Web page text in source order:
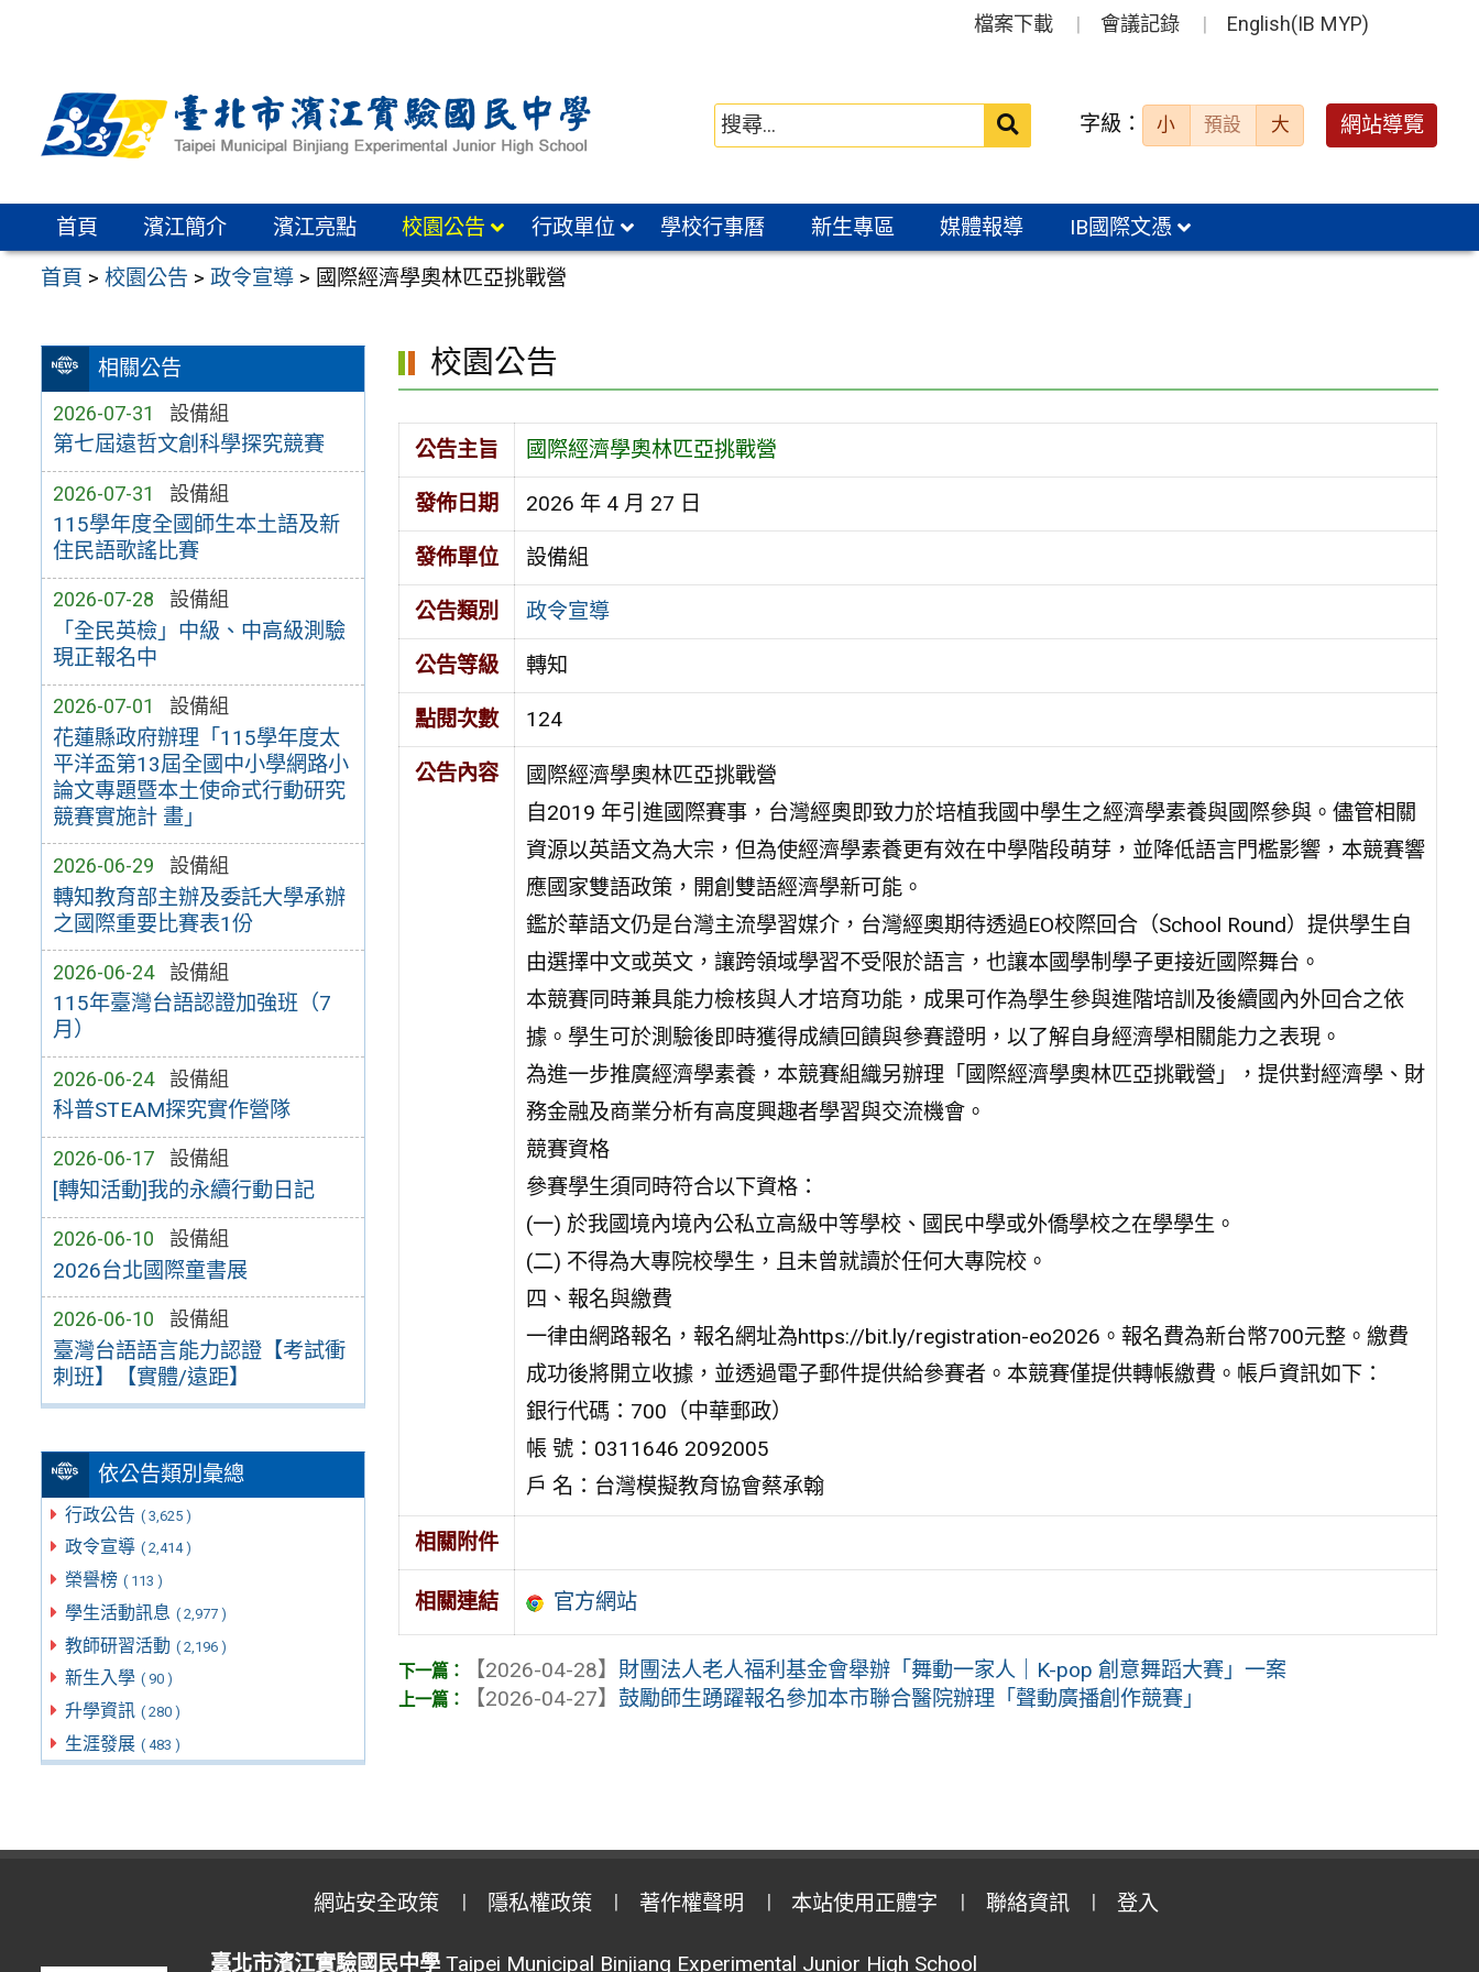
區
檔案下載 會議記錄 English(IB MYP)
送出 字級： 小 預設 大 網站導覽
首頁 濱江簡介 濱江亮點 校園公告 行政單位 學校行事曆 新生專區 媒體報導 IB國際文憑
首頁 >校園公告 >政令宣導 > 國際經濟學奧林匹亞挑戰營
相關公告
2026-07-31 設備組
第七屆遠哲文創科學探究競賽
2026-07-31 設備組
115學年度全國師生本土語及新
住民語歌謠比賽
2026-07-28 設備組
「全民英檢」中級、中高級測驗
現正報名中
2026-07-01 設備組
花蓮縣政府辦理「115學年度太
平洋盃第13屆全國中小學網路小
論文專題暨本土使命式行動研究
競賽實施計 畫」
2026-06-29 設備組
轉知教育部主辦及委託大學承辦
之國際重要比賽表1份
2026-06-24 設備組
115年臺灣台語認證加強班（7
月）
2026-06-24 設備組
科普STEAM探究實作營隊
2026-06-17 設備組
[轉知活動]我的永續行動日記
2026-06-10 設備組
2026台北國際童書展
2026-06-10 設備組
臺灣台語語言能力認證【考試衝
刺班】【實體/遠距】
依公告類別彙總
行政公告 ( 3,625 )
政令宣導 ( 2,414 )
榮譽榜 ( 113 )
學生活動訊息 ( 2,977 )
教師研習活動 ( 2,196 )
新生入學 ( 90 )
升學資訊 ( 280 )
生涯發展 ( 483 )
校園公告
公告主旨 國際經濟學奧林匹亞挑戰營
發佈日期 2026 年 4 月 27 日
發佈單位 設備組
公告類別 政令宣導
公告等級 轉知
點閱次數 124
公告內容
國際經濟學奧林匹亞挑戰營
自2019 年引進國際賽事，台灣經奧即致力於培植我國中學生之經濟學素養與國際參與。儘管相關
資源以英語文為大宗，但為使經濟學素養更有效在中學階段萌芽，並降低語言門檻影響，本競賽響
應國家雙語政策，開創雙語經濟學新可能。
鑑於華語文仍是台灣主流學習媒介，台灣經奧期待透過EO校際回合（School Round）提供學生自
由選擇中文或英文，讓跨領域學習不受限於語言，也讓本國學制學子更接近國際舞台。
本競賽同時兼具能力檢核與人才培育功能，成果可作為學生參與進階培訓及後續國內外回合之依
據。學生可於測驗後即時獲得成績回饋與參賽證明，以了解自身經濟學相關能力之表現。
為進一步推廣經濟學素養，本競賽組織另辦理「國際經濟學奧林匹亞挑戰營」，提供對經濟學、財
務金融及商業分析有高度興趣者學習與交流機會。
競賽資格
參賽學生須同時符合以下資格：
(一) 於我國境內境內公私立高級中等學校、國⺠中學或外僑學校之在學學生。
(二) 不得為大專院校學生，且未曾就讀於任何大專院校。
四、報名與繳費
一律由網路報名，報名網址為https://bit.ly/registration-eo2026。報名費為新台幣700元整。繳費
成功後將開立收據，並透過電子郵件提供給參賽者。本競賽僅提供轉帳繳費。帳戶資訊如下：
銀行代碼：700（中華郵政）
帳 號：0311646 2092005
戶 名：台灣模擬教育協會蔡承翰
相關附件
相關連結 官方網站
【2026-04-28】 財團法人老人福利基金會舉辦「舞動一家人｜K-pop 創意舞蹈大賽」一案
【2026-04-27】 鼓勵師生踴躍報名參加本市聯合醫院辦理「聲動廣播創作競賽」
網站安全政策 隱私權政策 著作權聲明 本站使用正體字 聯絡資訊 登入
臺北市濱江實驗國民中學Taipei Municipal Binjiang Experimental Junior High School